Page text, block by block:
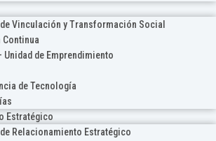
Vinculación y Transformación Social
Continua
Unidad de Emprendimiento
de Tecnología
Estratégico
Relacionamiento Estratégico